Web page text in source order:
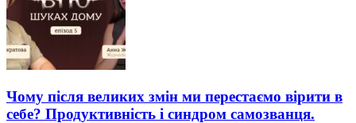
Чому після великих змін ми перестаємо вірити в
себе? Продуктивність і синдром самозванця.